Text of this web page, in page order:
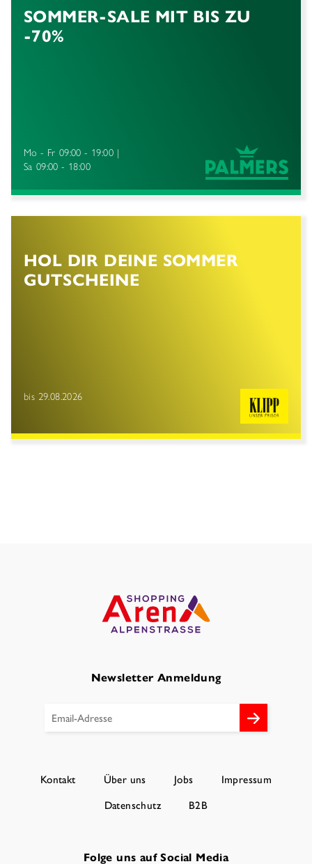
SOMMER-SALE MIT BIS ZU
-70%
Mo - Fr 09:00 - 19:00
Sa 09:00 - 18:00
HOL DIR DEINE SOMMER
GUTSCHEINE
bis 29.08.2026
Newsletter Anmeldung
Kontakt Über uns Jobs
Impressum
Datenschutz
B2B
Folge uns auf Social Media